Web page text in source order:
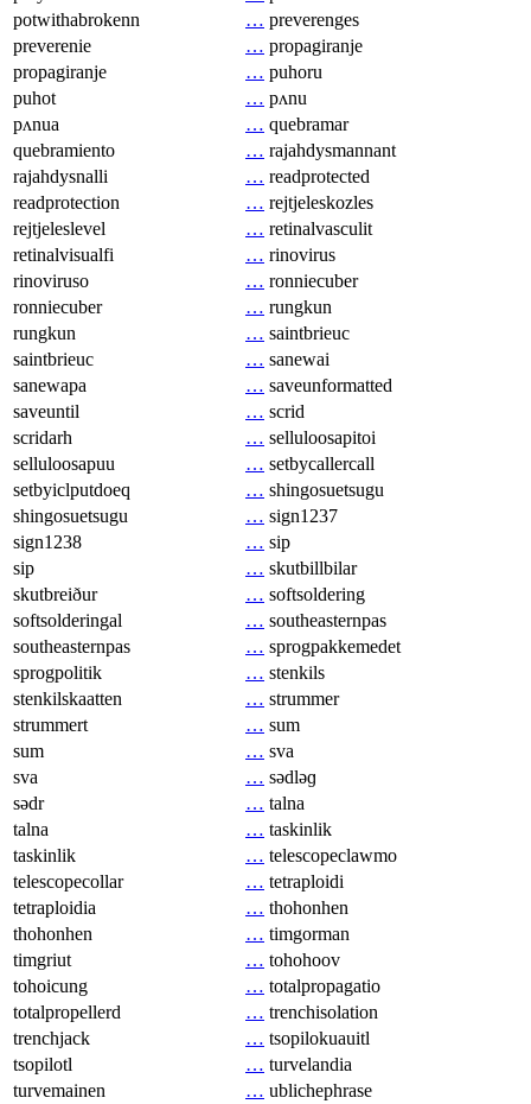
potwithabrokenn
… preverenges
preverenie
… propagiranje
propagiranje
… puhoru
puhot
… pʌnu
pʌnua
… quebramar
quebramiento
… rajahdysmannant
rajahdysnalli
… readprotected
readprotection
… rejtjeleskozles
rejtjeleslevel
… retinalvasculit
retinalvisualfi
… rinovirus
rinoviruso
… ronniecuber
ronniecuber
… rungkun
rungkun
… saintbrieuc
saintbrieuc
… sanewai
sanewapa
… saveunformatted
saveuntil
… scrid
scridarh
… selluloosapitoi
selluloosapuu
… setbycallercall
setbyiclputdoeq
… shingosuetsugu
shingosuetsugu
… sign1237
sign1238
… sip
sip
… skutbillbilar
skutbreiður
… softsoldering
softsolderingal
… southeasternpas
southeasternpas
… sprogpakkemedet
sprogpolitik
… stenkils
stenkilskaatten
… strummer
strummert
… sum
sum
… sva
sva
… sədləɡ
sədr
… talna
talna
… taskinlik
taskinlik
… telescopeclawmo
telescopecollar
… tetraploidi
tetraploidia
… thohonhen
thohonhen
… timgorman
timgriut
… tohohoov
tohoicung
… totalpropagatio
totalpropellerd
… trenchisolation
trenchjack
… tsopilokuauitl
tsopilotl
… turvelandia
turvemainen
… ublichephrase